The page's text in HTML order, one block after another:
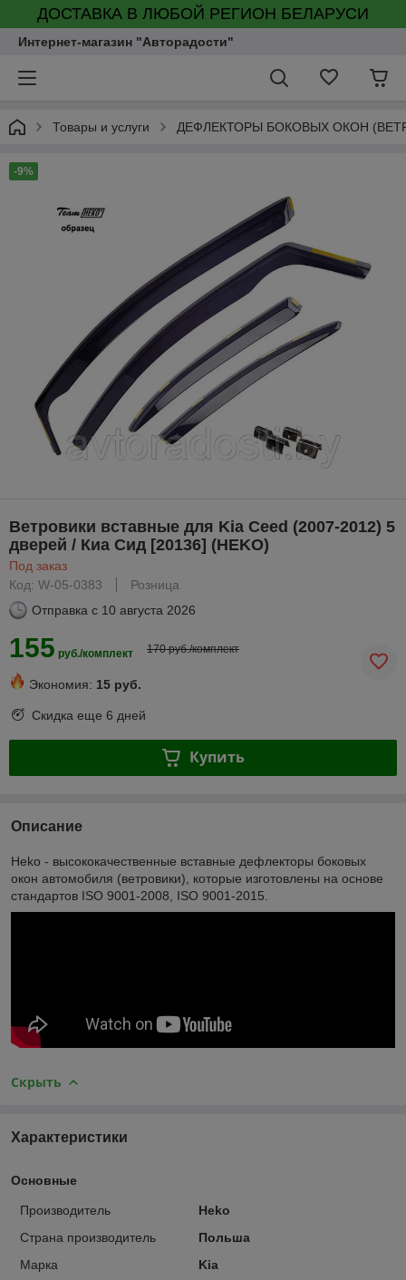
ДОСТАВКА В ЛЮБОЙ РЕГИОН БЕЛАРУСИ
Интернет-магазин "Авторадости"
Товары и услуги ДЕФЛЕКТОРЫ БОКОВЫХ ОКОН
-9%
Ветровики вставные для Kia Ceed (2007-2012) 5
дверей / Киа Сид [20136] (HEKO)
Под заказ
Код: W-05-0383
Розница
Отправка с 10 августа 2026
155 руб./комплект 170 руб./комплект
Экономия: 15 руб.
Скидка еще 6 дней
Купить
Описание
Heko - высококачественные вставные дефлекторы боковых
окон автомобиля (ветровики), которые изготовлены на основе
стандартов ISO 9001-2008, ISO 9001-2015.
Скрыть
Характеристики
Основные
Производитель
Heko
Страна производитель
Польша
Марка
Kia